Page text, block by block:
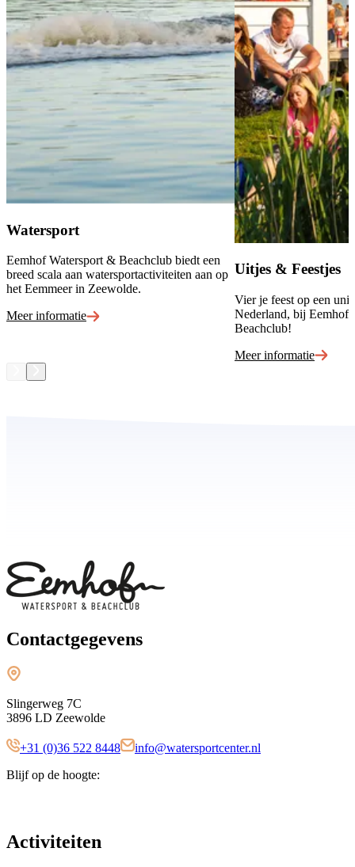
Watersport
Eemhof Watersport & Beachclub biedt een
breed scala aan watersportactiviteiten aan op
het Eemmeer in Zeewolde.
Meer informatie
Uitjes & Feestjes
Vier je feest op een
Nederland, bij Eemhof
Beachclub!
Meer informatie
Contactgegevens
Slingerweg 7C
3896 LD Zeewolde
+31 (0)36 522 8448
info@watersportcenter.nl
Blijf op de hoogte:
Activiteiten